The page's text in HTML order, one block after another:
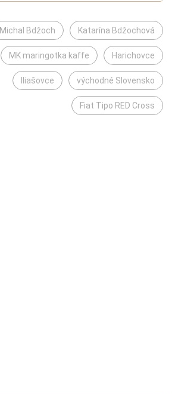
Michal Bdžoch Katarína Bdžochová
MK maringotka kaffe Harichovce
Iliašovce východné Slovensko
Fiat Tipo RED Cross